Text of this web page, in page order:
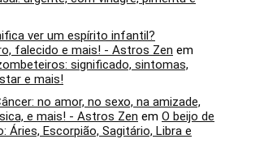
ver um espírito infantil?
falecido e mais! - Astros Zen em
significado, sintomas,
e mais!
no amor, no sexo, na amizade,
e mais! - Astros Zen em O beijo de
Áries, Escorpião, Sagitário, Libra e